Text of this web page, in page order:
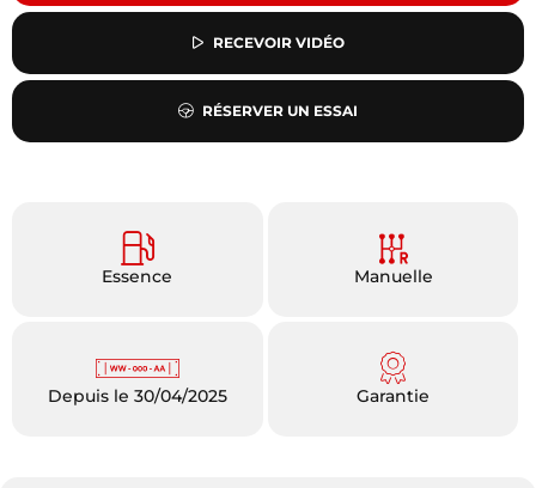
RECEVOIR VIDÉO
RÉSERVER UN ESSAI
Essence Manuelle
Depuis le 30/04/2025 Garantie